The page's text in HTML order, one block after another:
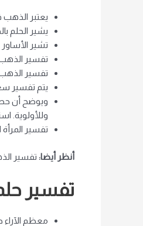
يعتبر الذهب
يشير الحلم
تشير الأساور
تفسير الذهب
تفسير الذهب
يتم تفسير
ويوضح أن
وللأولوية.
تفسير
أنظر أيضا: تفسير
تفسير
معظم الآراء